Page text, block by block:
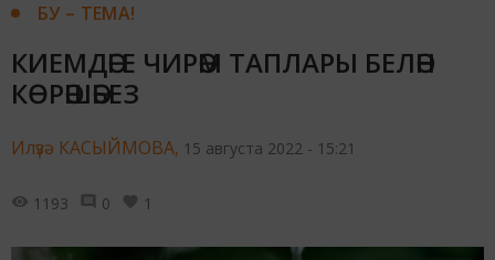
БУ – ТЕМА!
КИЕМДӘГЕ ЧИРӘМ ТАПЛАРЫ БЕЛӘН
КӨРӘШӘБЕЗ
Илүзә КАСЫЙМОВА, 15 августа 2022 - 15:21
1193 0 1